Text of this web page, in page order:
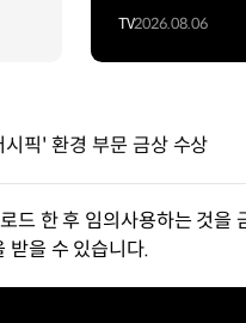
TV2026.08.06
픽' 환경 부문 금상 수상
드 한 후 임의사용하는 것
받을 수 있습니다.